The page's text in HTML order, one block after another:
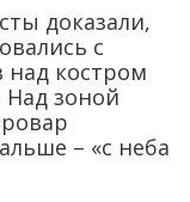
доказали,
с
костром
зоной
– «с неба